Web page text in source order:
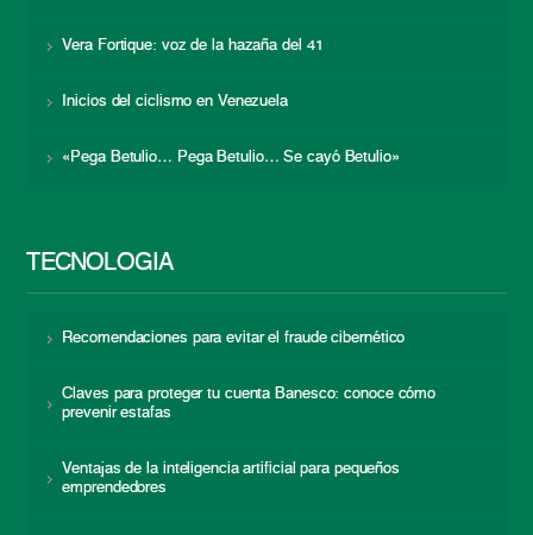
Vera Fortique: voz de la hazaña del 41
Inicios del ciclismo en Venezuela
«Pega Betulio… Pega Betulio… Se cayó Betulio»
TECNOLOGÍA
Recomendaciones para evitar el fraude cibernético
Claves para proteger tu cuenta Banesco: conoce cómo
prevenir estafas
Ventajas de la inteligencia artificial para pequeños
emprendedores